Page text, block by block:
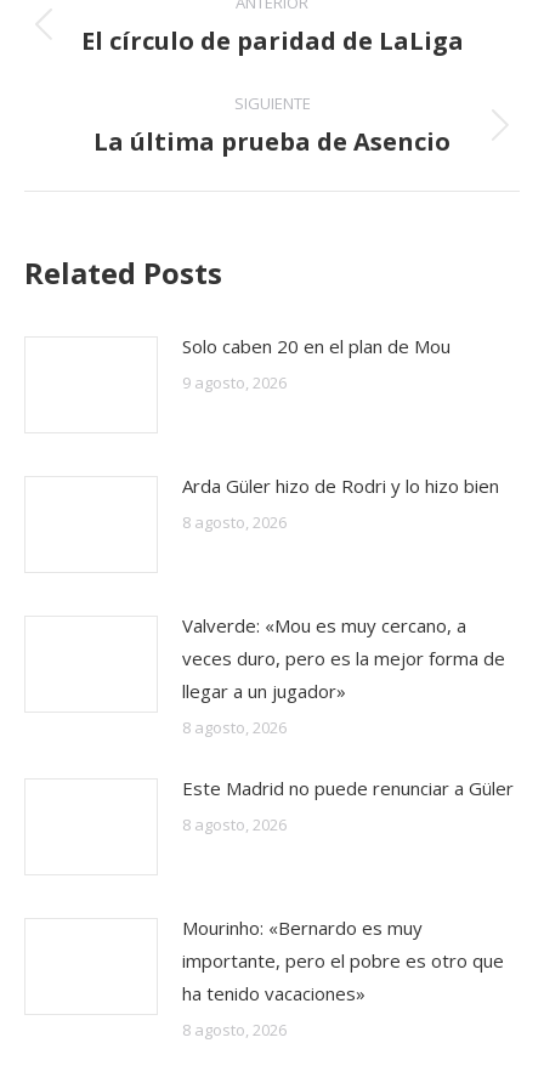
entre
publicaciones
Publicación
El círculo de paridad de LaLiga
SIGUIENTE
Publicación
La última prueba de Asencio
Related Posts
Solo caben 20 en el plan de Mou
9 agosto, 2026
Arda Güler hizo de Rodri y lo hizo bien
8 agosto, 2026
Valverde: «Mou es muy cercano, a
veces duro, pero es la mejor forma de
llegar a un jugador»
8 agosto, 2026
Este Madrid no puede renunciar a Güler
8 agosto, 2026
Mourinho: «Bernardo es muy
importante, pero el pobre es otro que
ha tenido vacaciones»
8 agosto, 2026